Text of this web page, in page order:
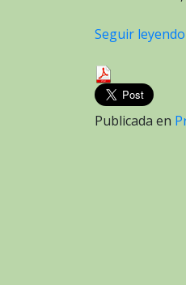
Seguir leyendo
Publicada en